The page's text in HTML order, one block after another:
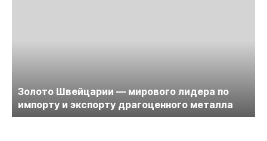
Золото Швейцарии — мирового лидера по
импорту и экспорту драгоценного металла